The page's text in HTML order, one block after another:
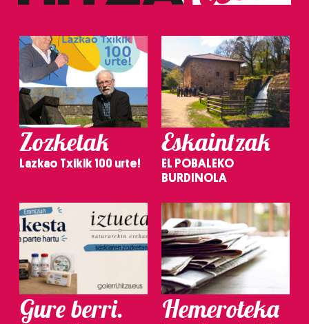
Zozketak
Lazkao Txikik 100 urte!
Eskaintzak
EL POBALEKO
BURDINOLA
Gure berri. Hemeroteka